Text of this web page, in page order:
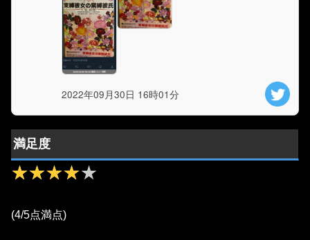
2022年09月30日 16時01分
満足度
★★★★★
★★★★★
(4/5点満点)